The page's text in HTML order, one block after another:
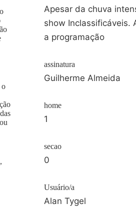
o
Apesar da chuva
show Inclassificáveis.
a programação
assinatura
Guilherme Almeida
home
1
secao
0
Usuário/a
Alan Tygel